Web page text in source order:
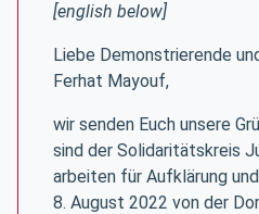
[english below]
Liebe Demonstrierende
Ferhat Mayouf,
wir senden Euch unsere
sind der Solidaritätskreis
arbeiten für Aufklärung
8. August 2022 von der